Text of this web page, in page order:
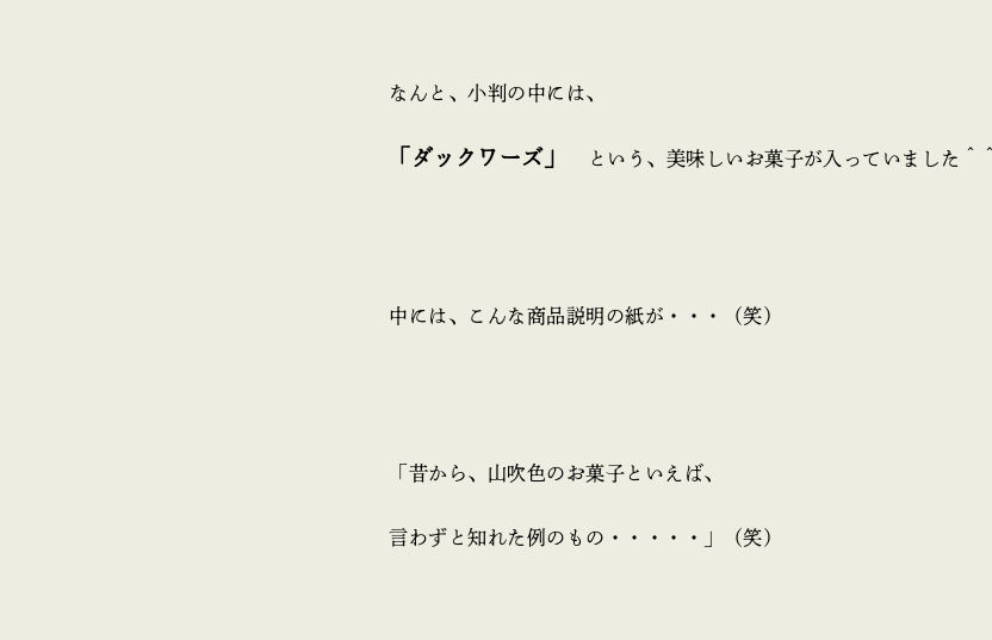
なんと、小判の中には、
「ダックワーズ」 という、美味しいお菓子が入っていました＾＾
中には、こんな商品説明の紙が・・・（笑）
「昔から、山吹色のお菓子といえば、
言わずと知れた例のもの・・・・・」（笑）